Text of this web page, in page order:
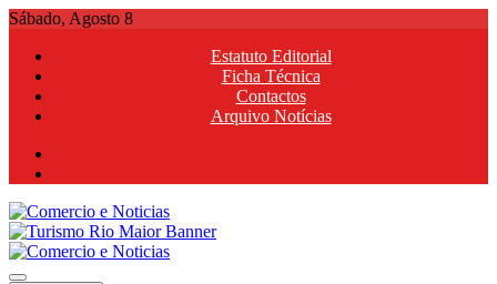
Skip
content
Sábado, Agosto 8
Estatuto Editorial
Ficha Técnica
Contactos
Arquivo Notícias
Comercio e Noticias
Notícias e Publicidade Online